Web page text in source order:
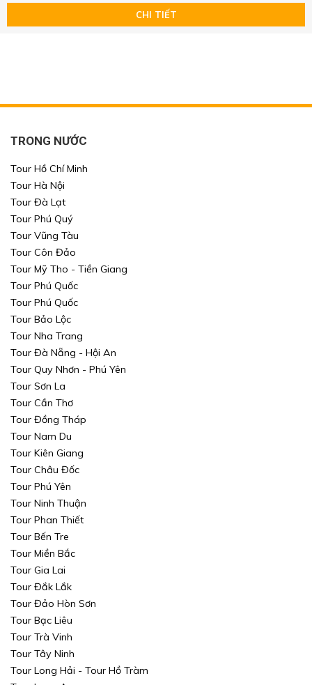
CHI TIẾT
TRONG NƯỚC
Tour Hồ Chí Minh
Tour Hà Nội
Tour Đà Lạt
Tour Phú Quý
Tour Vũng Tàu
Tour Côn Đảo
Tour Mỹ Tho - Tiền Giang
Tour Phú Quốc
Tour Phú Quốc
Tour Bảo Lộc
Tour Nha Trang
Tour Đà Nẵng - Hội An
Tour Quy Nhơn - Phú Yên
Tour Sơn La
Tour Cần Thơ
Tour Đồng Tháp
Tour Nam Du
Tour Kiên Giang
Tour Châu Đốc
Tour Phú Yên
Tour Ninh Thuận
Tour Phan Thiết
Tour Bến Tre
Tour Miền Bắc
Tour Gia Lai
Tour Đắk Lắk
Tour Đảo Hòn Sơn
Tour Bạc Liêu
Tour Trà Vinh
Tour Tây Ninh
Tour Long Hải - Tour Hồ Tràm